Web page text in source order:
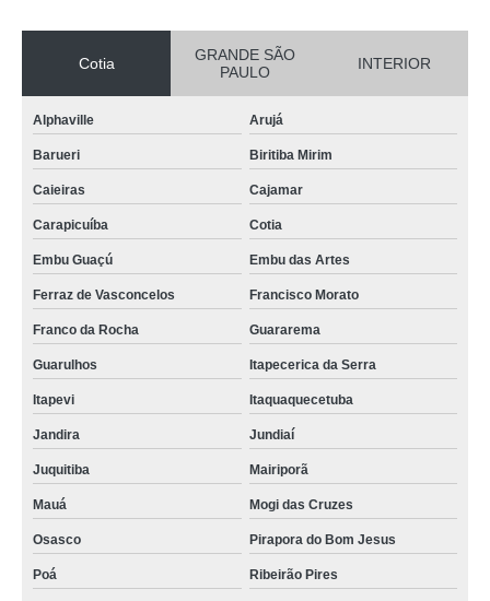
Cotia
GRANDE SÃO
PAULO
INTERIOR
Alphaville Arujá
Barueri Biritiba Mirim
Caieiras Cajamar
Carapicuíba Cotia
Embu Guaçú Embu das Artes
Ferraz de Vasconcelos Francisco Morato
Franco da Rocha Guararema
Guarulhos Itapecerica da Serra
Itapevi Itaquaquecetuba
Jandira Jundiaí
Juquitiba Mairiporã
Mauá Mogi das Cruzes
Osasco Pirapora do Bom Jesus
Poá Ribeirão Pires